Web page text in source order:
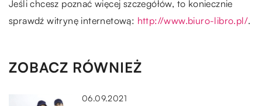
Jeśli chcesz poznać więcej szczegółów, to koniecznie
sprawdź witrynę internetową: http://www.biuro-libro.pl/.
ZOBACZ RÓWNIEŻ
06.09.2021